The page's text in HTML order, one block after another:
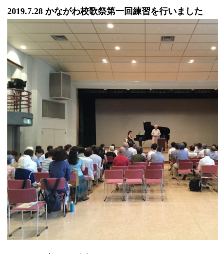
2019.7.28 かながわ校歌祭第一回練習を行いました